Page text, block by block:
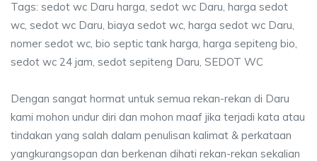
Tags: sedot wc Daru harga, sedot wc Daru, harga sedot
wc, sedot wc Daru, biaya sedot wc, harga sedot wc Daru,
nomer sedot wc, bio septic tank harga, harga sepiteng bio,
sedot wc 24 jam, sedot sepiteng Daru, SEDOT WC
Dengan sangat hormat untuk semua rekan-rekan di Daru
kami mohon undur diri dan mohon maaf jika terjadi kata atau
tindakan yang salah dalam penulisan kalimat & perkataan
yangkurangsopan dan berkenan dihati rekan-rekan sekalian